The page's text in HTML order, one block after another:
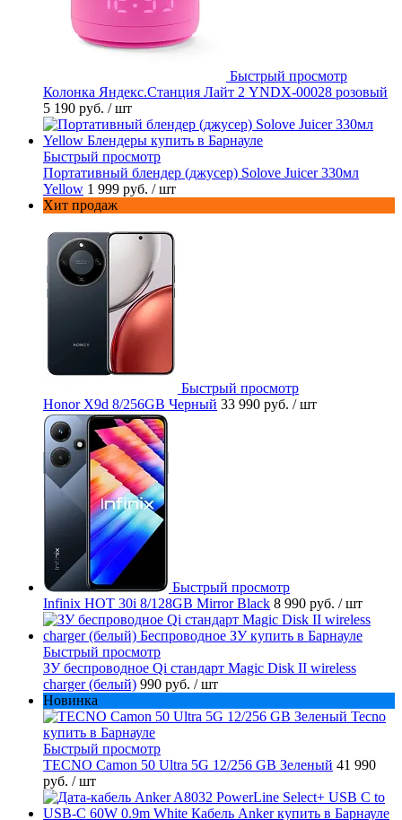
Быстрый просмотр
Колонка Яндекс.Станция Лайт 2 YNDX-00028 розовый
5 190 руб. / шт
Быстрый просмотр
Портативный блендер (джусер) Solove Juicer 330мл
Yellow 1 999 руб. / шт
Хит продаж
Быстрый просмотр
Honor X9d 8/256GB Черный 33 990 руб. / шт
Быстрый просмотр
Infinix HOT 30i 8/128GB Mirror Black 8 990 руб. / шт
Быстрый просмотр
ЗУ беспроводное Qi стандарт Magic Disk II wireless
charger (белый) 990 руб. / шт
Новинка
Быстрый просмотр
TECNO Camon 50 Ultra 5G 12/256 GB Зеленый 41 990
руб. / шт